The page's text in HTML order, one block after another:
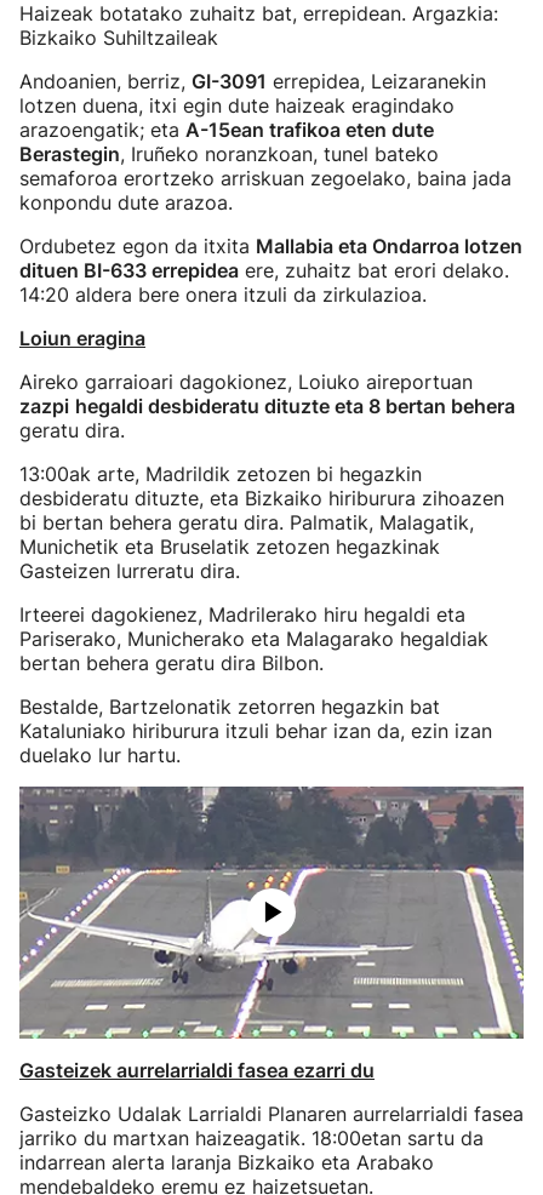
Haizeak botatako zuhaitz bat, errepidean. Argazkia:
Bizkaiko Suhiltzaileak
Andoanien, berriz, GI-3091 errepidea, Leizaranekin
lotzen duena, itxi egin dute haizeak eragindako
arazoengatik; eta A-15ean trafikoa eten dute
Berastegin, Iruñeko noranzkoan, tunel bateko
semaforoa erortzeko arriskuan zegoelako, baina jada
konpondu dute arazoa.
Ordubetez egon da itxita Mallabia eta Ondarroa lotzen
dituen BI-633 errepidea ere, zuhaitz bat erori delako.
14:20 aldera bere onera itzuli da zirkulazioa.
Loiun eragina
Aireko garraioari dagokionez, Loiuko aireportuan
zazpi hegaldi desbideratu dituzte eta 8 bertan behera
geratu dira.
13:00ak arte, Madrildik zetozen bi hegazkin
desbideratu dituzte, eta Bizkaiko hiriburura zihoazen
bi bertan behera geratu dira. Palmatik, Malagatik,
Munichetik eta Bruselatik zetozen hegazkinak
Gasteizen lurreratu dira.
Irteerei dagokienez, Madrilerako hiru hegaldi eta
Pariserako, Municherako eta Malagarako hegaldiak
bertan behera geratu dira Bilbon.
Bestalde, Bartzelonatik zetorren hegazkin bat
Kataluniako hiriburura itzuli behar izan da, ezin izan
duelako lur hartu.
Gasteizek aurrelarrialdi fasea ezarri du
Gasteizko Udalak Larrialdi Planaren aurrelarrialdi fasea
jarriko du martxan haizeagatik. 18:00etan sartu da
indarrean alerta laranja Bizkaiko eta Arabako
mendebaldeko eremu ez haizetsuetan.